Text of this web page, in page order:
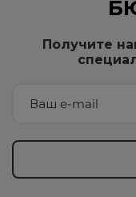
Получите